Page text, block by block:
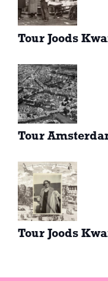
Tour Joods
Tour
Tour Joods